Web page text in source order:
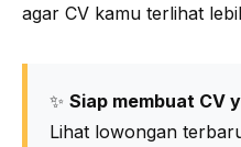
agar CV kamu terlihat
✨ Siap membuat CV
Lihat lowongan